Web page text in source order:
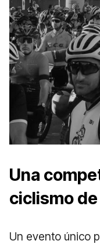
Una
ciclismo
Un evento único